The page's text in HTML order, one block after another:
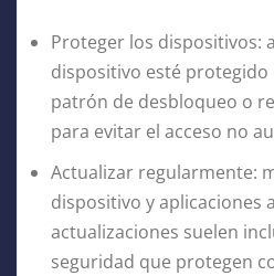
Proteger los dispositivos:
dispositivo esté protegido
patrón de desbloqueo o
para evitar el acceso no
Actualizar regularmente:
dispositivo y aplicaciones
actualizaciones suelen
seguridad que protegen